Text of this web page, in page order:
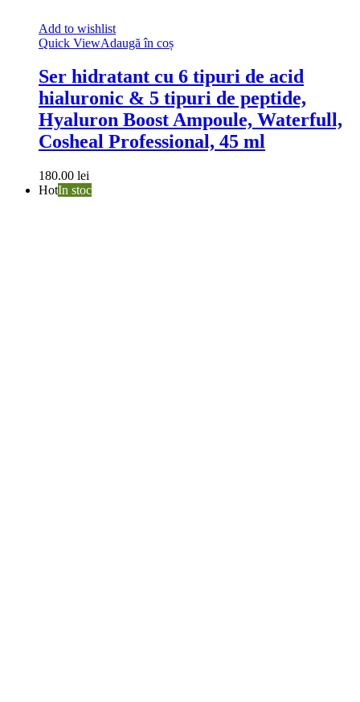
Add to wishlist
Quick ViewAdaugă în coș
Ser hidratant cu 6 tipuri de acid
hialuronic & 5 tipuri de peptide,
Hyaluron Boost Ampoule, Waterfull,
Cosheal Professional, 45 ml
180.00 lei
HotIn stoc